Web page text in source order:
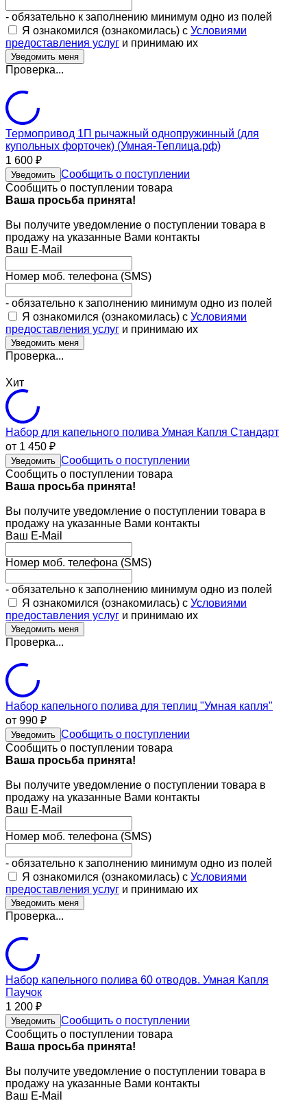
- обязательно к заполнению минимум одно из полей
Я ознакомился (ознакомилась) с Условиями
предоставления услуг и принимаю их
Проверка...
Термопривод 1П рычажный однопружинный (для
купольных форточек) (Умная-Теплица.рф)
1 600 ₽
Уведомить Сообщить о поступлении
Сообщить о поступлении товара
Ваша просьба принята!
Вы получите уведомление о поступлении товара в
продажу на указанные Вами контакты
Ваш E-Mail
Номер моб. телефона (SMS)
- обязательно к заполнению минимум одно из полей
Я ознакомился (ознакомилась) с Условиями
предоставления услуг и принимаю их
Проверка...
Хит
Набор для капельного полива Умная Капля Стандарт
от 1 450 ₽
Уведомить Сообщить о поступлении
Сообщить о поступлении товара
Ваша просьба принята!
Вы получите уведомление о поступлении товара в
продажу на указанные Вами контакты
Ваш E-Mail
Номер моб. телефона (SMS)
- обязательно к заполнению минимум одно из полей
Я ознакомился (ознакомилась) с Условиями
предоставления услуг и принимаю их
Проверка...
Набор капельного полива для теплиц "Умная капля"
от 990 ₽
Уведомить Сообщить о поступлении
Сообщить о поступлении товара
Ваша просьба принята!
Вы получите уведомление о поступлении товара в
продажу на указанные Вами контакты
Ваш E-Mail
Номер моб. телефона (SMS)
- обязательно к заполнению минимум одно из полей
Я ознакомился (ознакомилась) с Условиями
предоставления услуг и принимаю их
Проверка...
Набор капельного полива 60 отводов. Умная Капля
Паучок
1 200 ₽
Уведомить Сообщить о поступлении
Сообщить о поступлении товара
Ваша просьба принята!
Вы получите уведомление о поступлении товара в
продажу на указанные Вами контакты
Ваш E-Mail